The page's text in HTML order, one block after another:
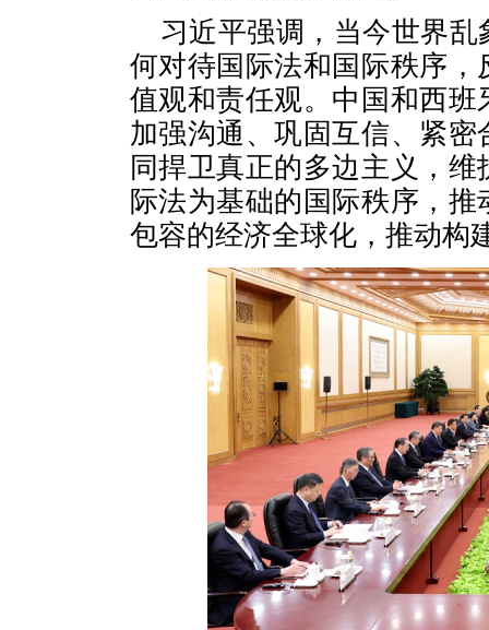
习近平强调，当今世界
何对待国际法和国际秩序
值观和责任观。中国和西
加强沟通、巩固互信、紧
同捍卫真正的多边主义，
际法为基础的国际秩序，
包容的经济全球化，推动构